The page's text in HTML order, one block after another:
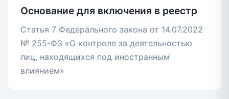
Основание для включения в реестр
Статья 7 Федерального закона от 14.07.2022
№ 255-ФЗ «О контроле за деятельностью
лиц, находящихся под иностранным
влиянием»